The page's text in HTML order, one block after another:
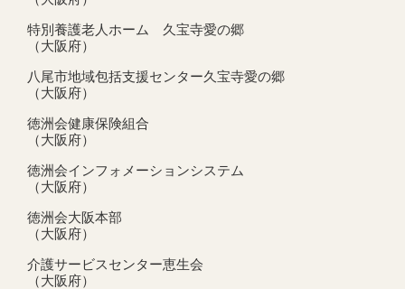
特別養護老人ホーム 久宝寺愛の郷
（大阪府）
八尾市地域包括支援センター久宝寺愛の郷
（大阪府）
徳洲会健康保険組合
（大阪府）
徳洲会インフォメーションシステム
（大阪府）
徳洲会大阪本部
（大阪府）
介護サービスセンター恵生会
（大阪府）